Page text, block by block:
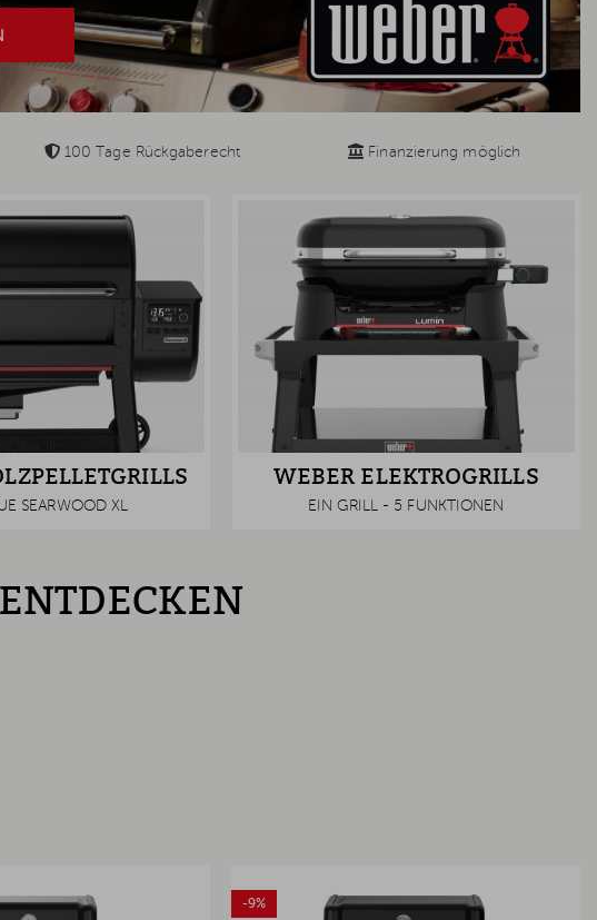
100 Tage Rückgaberecht Finanzierung möglich
SEARWOOD XL
WEBER ELEKTROGRILLS
EIN GRILL - 5 FUNKTIONEN
-9%